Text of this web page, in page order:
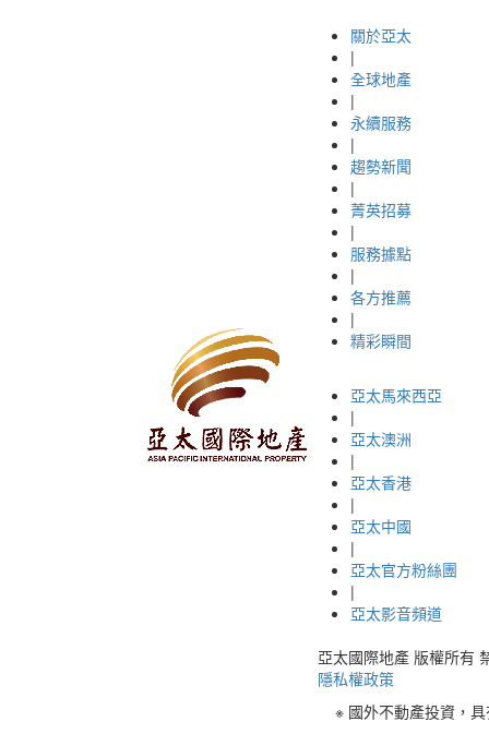
關於亞太
|
全球地產
|
永續服務
|
趨勢新聞
|
菁英招募
|
服務據點
|
各方推薦
|
精彩瞬間
亞太馬來西亞
|
亞太澳洲
|
亞太香港
|
亞太中國
|
亞太官方粉絲團
|
亞太影音頻道
亞太國際地產 版權所有
隱私權政策
※ 國外不動產投資，